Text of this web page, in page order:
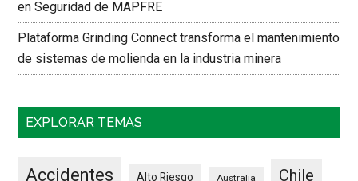
en Seguridad de MAPFRE
Plataforma Grinding Connect transforma el mantenimiento
de sistemas de molienda en la industria minera
EXPLORAR TEMAS
Accidentes Alto Riesgo Australia Chile